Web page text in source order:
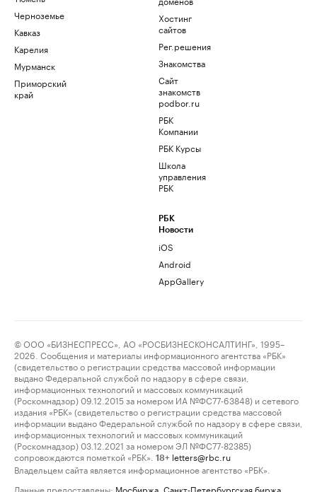
Черноземье
Кавказ
Карелия
Мурманск
Приморский
край
Хостинг
сайтов
Рег.решения
Знакомства
Сайт
знакомств
podbor.ru
РБК
Компании
РБК Курсы
Школа
управления
РБК
РБК
Новости
iOS
Android
AppGallery
© ООО «БИЗНЕСПРЕСС», АО «РОСБИЗНЕСКОНСАЛТИНГ», 1995–
2026. Сообщения и материалы информационного агентства «РБК»
(свидетельство о регистрации средства массовой информации
выдано Федеральной службой по надзору в сфере связи,
информационных технологий и массовых коммуникаций
(Роскомнадзор) 09.12.2015 за номером ИА №ФС77-63848) и сетевого
издания «РБК» (свидетельство о регистрации средства массовой
информации выдано Федеральной службой по надзору в сфере связи,
информационных технологий и массовых коммуникаций
(Роскомнадзор) 03.12.2021 за номером ЭЛ №ФС77-82385)
сопровождаются пометкой «РБК».
18+ letters@rbc.ru
Владельцем сайта является информационное агентство «РБК».
Данные предоставлены: Мосбиржа Санкт-Петербургская биржа